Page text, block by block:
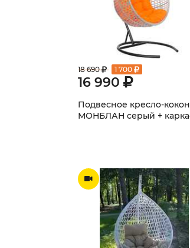
18 690 1 700
16 990
Подвесное кресло-кокон
МОНБЛАН серый +